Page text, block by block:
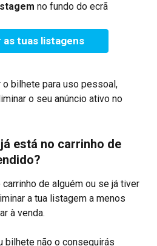
no fundo do ecrã
as tuas listagens
bilhete para uso pessoal,
o seu anúncio ativo no
está no carrinho de
de alguém ou se já tiver
a tua listagem a menos
à venda.
bilhete não o conseguirás